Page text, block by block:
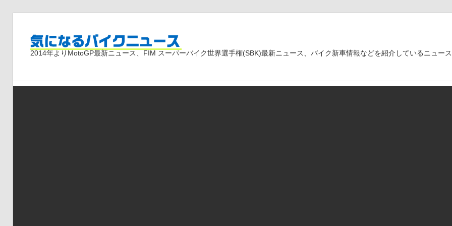
気
に
2014年よりMotoGP最新ニュース、FIM スーパーバイク世界選手権(SBK)最新ニュース、バイク新車情報などを紹介しているニュース